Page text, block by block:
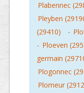
Plabennec
Pleyben
(29410)
-
- Ploeven
germain
Plogonnec
Plomeur